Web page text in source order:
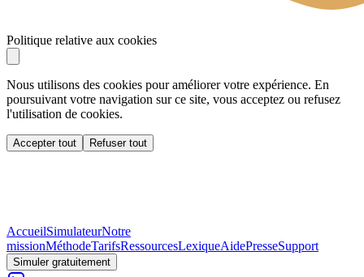
Politique relative aux cookies
Nous utilisons des cookies pour améliorer votre expérience. En
poursuivant votre navigation sur ce site, vous acceptez ou refusez
l'utilisation de cookies.
Accepter tout Refuser tout
AccueilSimulateurNotre
missionMéthodeTarifsRessourcesLexiqueAidePresseSupport
Simuler gratuitement